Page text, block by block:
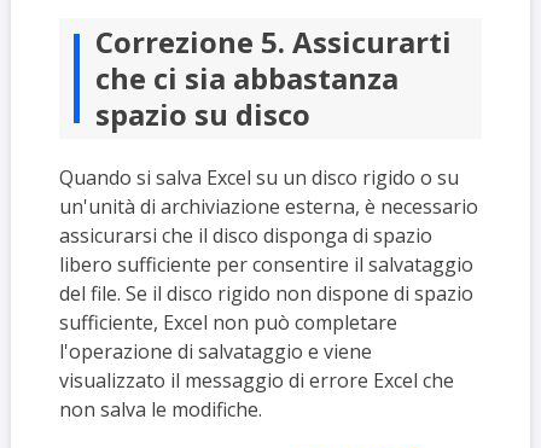
Correzione 5. Assicurarti
che ci sia abbastanza
spazio su disco
Quando si salva Excel su un disco rigido o su
un'unità di archiviazione esterna, è necessario
assicurarsi che il disco disponga di spazio
libero sufficiente per consentire il salvataggio
del file. Se il disco rigido non dispone di spazio
sufficiente, Excel non può completare
l'operazione di salvataggio e viene
visualizzato il messaggio di errore Excel che
non salva le modifiche.